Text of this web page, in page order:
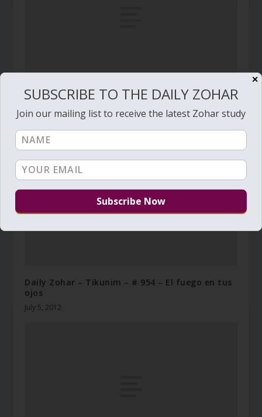
Daily Zohar – Tikunim – # 1023 – Do you gather
your daily Manna
September 27, 2012
Daily Zohar – Tikunim – # 954 – El fuego en tus
ojos
July 5, 2012
✕
SUBSCRIBE TO THE DAILY ZOHAR
Join our mailing list to receive the latest Zohar study